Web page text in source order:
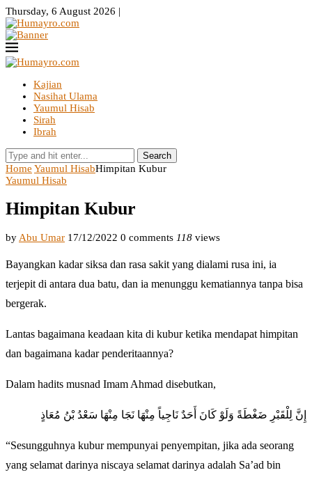
Thursday, 6 August 2026 |
Kajian
Nasihat Ulama
Yaumul Hisab
Sirah
Ibrah
Search
Home Yaumul HisabHimpitan Kubur
Yaumul Hisab
Himpitan Kubur
by Abu Umar 17/12/2022 0 comments 118 views
Bayangkan kadar siksa dan rasa sakit yang dialami rusa ini, ia
terjepit di antara dua batu, dan ia menunggu kematiannya tanpa bisa
bergerak.
Lantas bagaimana keadaan kita di kubur ketika mendapat himpitan
dan bagaimana kadar penderitaannya?
Dalam hadits musnad Imam Ahmad disebutkan,
إِنَّ لِلْقَبْرِ ضَغْطَةً وَلَوْ كَانَ أَحَدٌ نَاجِياً مِنْهَا نَجَا مِنْهَا سَعْدُ بْنُ مُعَاذٍ
“Sesungguhnya kubur mempunyai penyempitan, jika ada seorang
yang selamat darinya niscaya selamat darinya adalah Sa’ad bin